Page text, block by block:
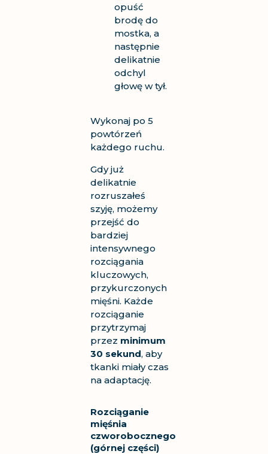
opuść
brodę do
mostka, a
następnie
delikatnie
odchyl
głowę w tył.
Wykonaj po 5
powtórzeń
każdego ruchu.
Gdy już
delikatnie
rozruszałeś
szyję, możemy
przejść do
bardziej
intensywnego
rozciągania
kluczowych,
przykurczonych
mięśni. Każde
rozciąganie
przytrzymaj
przez minimum
30 sekund, aby
tkanki miały czas
na adaptację.
Rozciąganie
mięśnia
czworobocznego
(górnej części)